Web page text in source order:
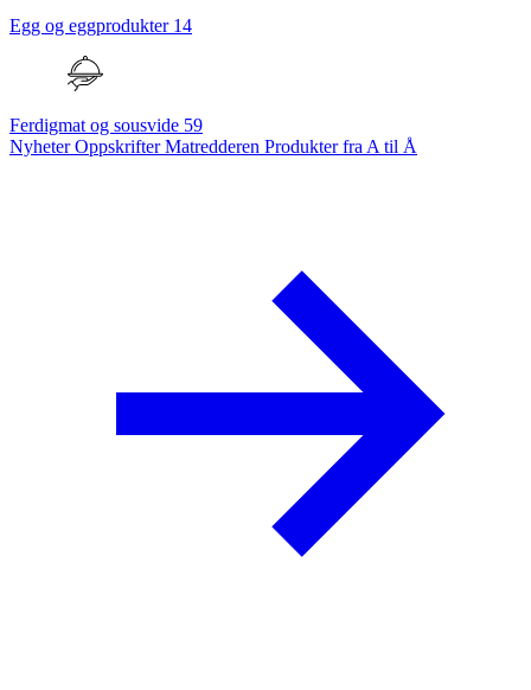
Egg og eggprodukter 14
Ferdigmat og sousvide 59
NyheterOppskrifterMatredderen Produkter fra A til Å